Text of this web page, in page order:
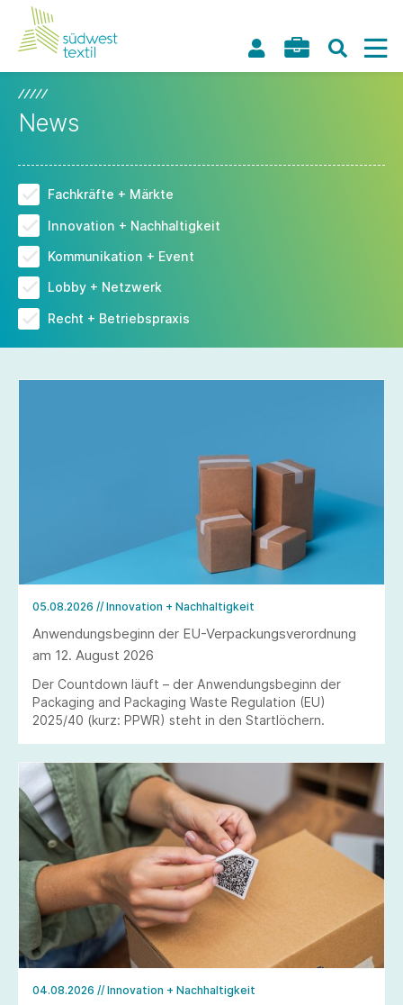
News
Fachkräfte + Märkte
Innovation + Nachhaltigkeit
Kommunikation + Event
Lobby + Netzwerk
Recht + Betriebspraxis
05.08.2026 // Innovation + Nachhaltigkeit
Anwendungsbeginn der EU-Verpackungsverordnung
am 12. August 2026
Der Countdown läuft – der Anwendungsbeginn der
Packaging and Packaging Waste Regulation (EU)
2025/40 (kurz: PPWR) steht in den Startlöchern.
04.08.2026 // Innovation + Nachhaltigkeit